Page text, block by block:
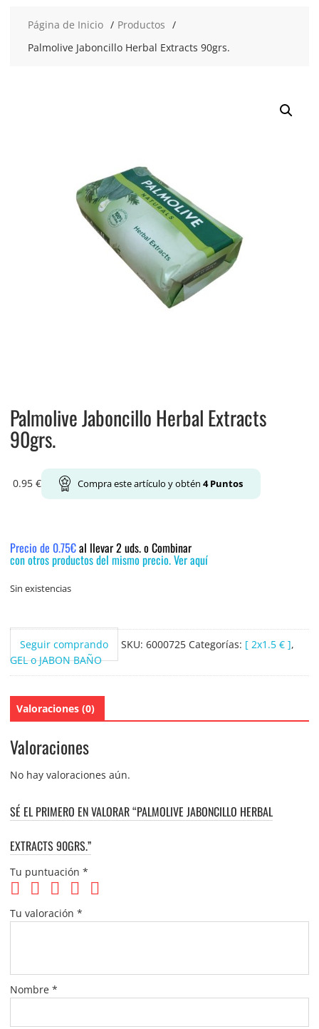
Página de Inicio
Productos
Palmolive Jaboncillo Herbal Extracts 90grs.
Palmolive Jaboncillo Herbal Extracts
90grs.
0.95 € Compra este artículo y obtén 4Puntos
Precio de 0.75€al llevar 2 uds. o Combinar
con otros productos del mismo precio. Ver aquí
Sin existencias
Seguir comprando SKU: 6000725 Categorías: [ 2x1.5 € ],
GEL o JABON BAÑO
Valoraciones (0)
Valoraciones
No hay valoraciones aún.
SÉ EL PRIMERO EN VALORAR “PALMOLIVE JABONCILLO HERBAL
EXTRACTS 90GRS.”
Tu puntuación *
Tu valoración *
Nombre *